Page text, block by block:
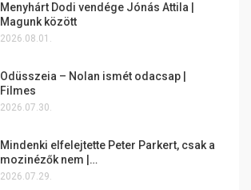
Menyhárt Dodi vendége Jónás Attila |
Magunk között
2026.08.01.
Odüsszeia – Nolan ismét odacsap |
Filmes
2026.07.30.
Mindenki elfelejtette Peter Parkert, csak a
mozinézők nem |…
2026.07.29.